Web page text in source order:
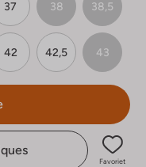
37 38 38,5
42 42,5 43
Favoriet